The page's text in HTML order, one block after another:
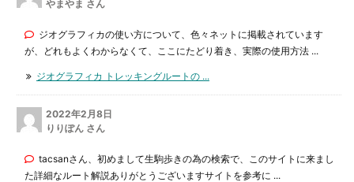
やまやま さん
ジオグラフィカの使い方について、色々ネットに掲載されています
が、どれもよくわからなくて、ここにたどり着き、実際の使用方法 ...
ジオグラフィカ トレッキングルートの ...
2022年2月8日
りりぽん さん
tacsanさん、初めまして生駒歩きの為の検索で、このサイトに来まし
た詳細なルート解説ありがとうございますサイトを参考に ...